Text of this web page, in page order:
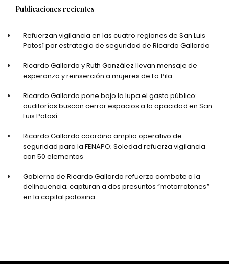
Publicaciones recientes
Refuerzan vigilancia en las cuatro regiones de San Luis
Potosí por estrategia de seguridad de Ricardo Gallardo
Ricardo Gallardo y Ruth González llevan mensaje de
esperanza y reinserción a mujeres de La Pila
Ricardo Gallardo pone bajo la lupa el gasto público:
auditorías buscan cerrar espacios a la opacidad en San
Luis Potosí
Ricardo Gallardo coordina amplio operativo de
seguridad para la FENAPO; Soledad refuerza vigilancia
con 50 elementos
Gobierno de Ricardo Gallardo refuerza combate a la
delincuencia; capturan a dos presuntos “motorratones”
en la capital potosina